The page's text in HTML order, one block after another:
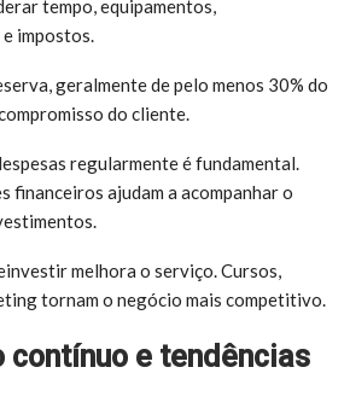
tempo, equipamentos,
impostos.
geralmente de pelo menos 30% do
do cliente.
regularmente é fundamental.
financeiros ajudam a acompanhar o
melhora o serviço. Cursos,
tornam o negócio mais competitivo.
e tendências